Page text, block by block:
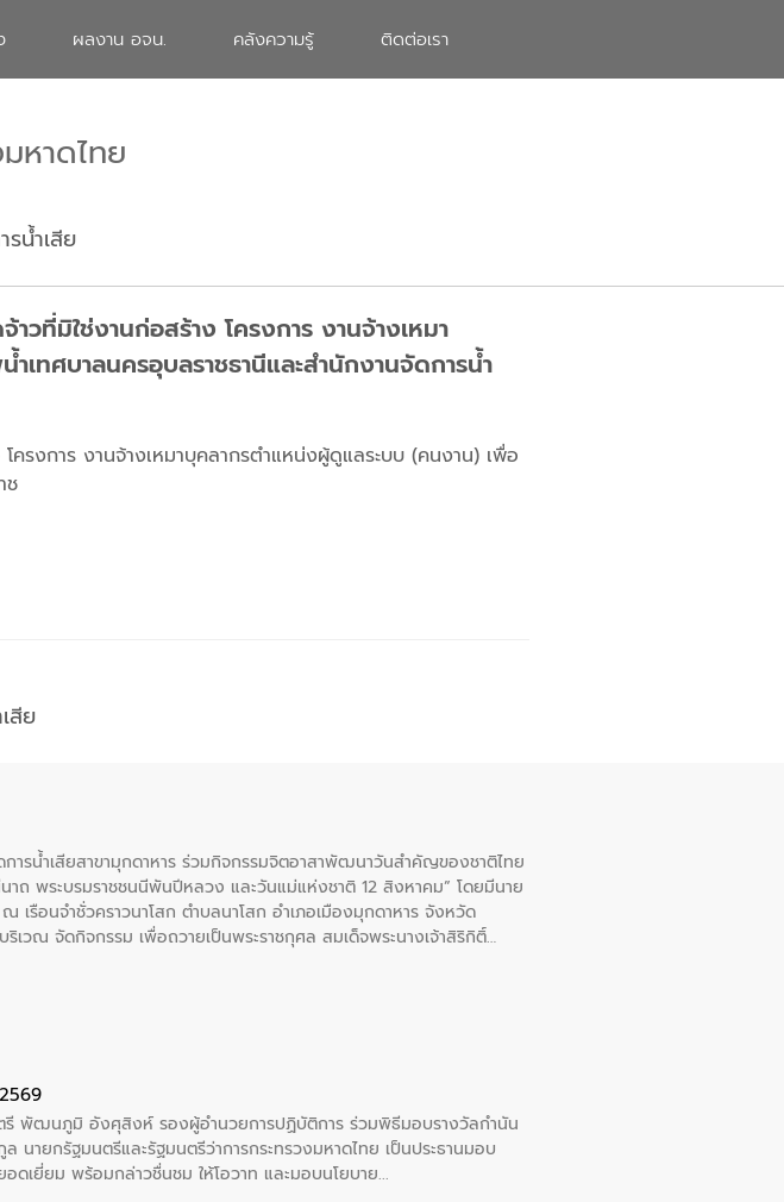
ผลงาน อจน. คลังความรู้ ติดต่อเรา
หาดไทย
น้ำเสีย
วที่มิใช่งานก่อสร้าง โครงการ งานจ้างเหมา
ทศบาลนครอุบลราชธานีและสำนักงานจัดการน้ำ
ครงการ งานจ้างเหมาบุคลากรตำแหน่งผู้ดูแลระบบ (คนงาน) เพื่อ
ช
สีย
รน้ำเสียสาขามุกดาหาร ร่วมกิจกรรมจิตอาสาพัฒนาวันสําคัญของชาติไทย
าถ พระบรมราชชนนีพันปีหลวง และวันแม่แห่งชาติ 12 สิงหาคม” โดยมีนาย
รือนจําชั่วคราวนาโสก ตําบลนาโสก อําเภอเมืองมุกดาหาร จังหวัด
เวณ จัดกิจกรรม เพื่อถวายเป็นพระราชกุศล สมเด็จพระนางเจ้าสิริกิติ์
ณ ทำความดีด้วยหัวใจ
รี พัฒนภูมิ อังศุสิงห์ รองผู้อำนวยการปฏิบัติการ ร่วมพิธีมอบรางวัลกำนัน
ยกรัฐมนตรีและรัฐมนตรีว่าการกระทรวงมหาดไทย เป็นประธานมอบ
ดเยี่ยม พร้อมกล่าวชื่นชม ให้โอวาท และมอบนโยบาย